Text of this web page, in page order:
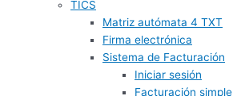
TICS
Matriz autómata 4 TXT
Firma electrónica
Sistema de Facturación
Iniciar sesión
Facturación simple